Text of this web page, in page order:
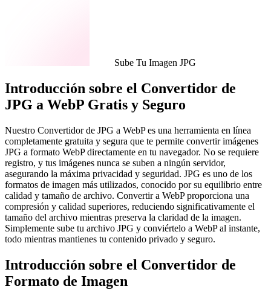
Sube Tu Imagen JPG
Introducción sobre el Convertidor de
JPG a WebP Gratis y Seguro
Nuestro Convertidor de JPG a WebP es una herramienta en línea
completamente gratuita y segura que te permite convertir imágenes
JPG a formato WebP directamente en tu navegador. No se requiere
registro, y tus imágenes nunca se suben a ningún servidor,
asegurando la máxima privacidad y seguridad. JPG es uno de los
formatos de imagen más utilizados, conocido por su equilibrio entre
calidad y tamaño de archivo. Convertir a WebP proporciona una
compresión y calidad superiores, reduciendo significativamente el
tamaño del archivo mientras preserva la claridad de la imagen.
Simplemente sube tu archivo JPG y conviértelo a WebP al instante,
todo mientras mantienes tu contenido privado y seguro.
Introducción sobre el Convertidor de
Formato de Imagen